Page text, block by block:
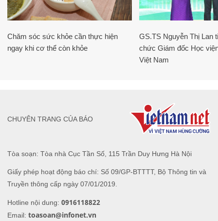
Chăm sóc sức khỏe cần thực hiện
ngay khi cơ thể còn khỏe
GS.TS Nguyễn Thị Lan
chức Giám đốc Học
Việt Nam
Tòa soạn: Tòa nhà Cục Tần Số, 115 Trần Duy Hưng Hà Nội
Giấy phép hoạt động báo chí: Số 09/GP-BTTTT, Bộ Thông tin và
Truyền thông cấp ngày 07/01/2019.
Hotline nội dung: 0916118822
Email: toasoan@infonet.vn
CHUYÊN TRANG CỦA BÁO